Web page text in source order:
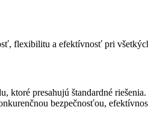
flexibilitu a efektívnosť pri
presahujú štandardné
bezpečnosťou,